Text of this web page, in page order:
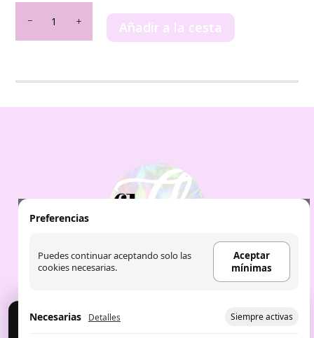
Fruit
Company
MONOI
Añadir a la cesta
Cookies
Preferencias
Puedes continuar aceptando solo las
cookies necesarias.
Aceptar
mínimas
Necesarias Detalles Siempre activas